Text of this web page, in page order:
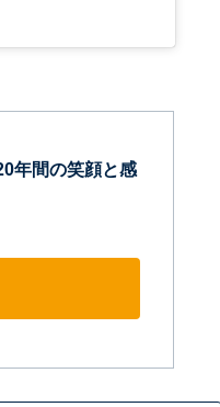
年間の笑顔と感